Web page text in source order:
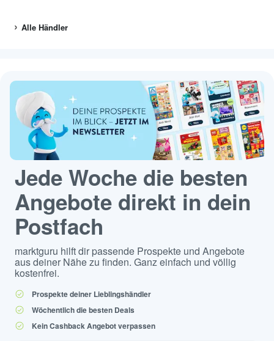
Alle Händler
Jede Woche die besten
Angebote direkt in dein
Postfach
marktguru hilft dir passende Prospekte und Angebote
aus deiner Nähe zu finden. Ganz einfach und völlig
kostenfrei.
Prospekte deiner Lieblingshändler
Wöchentlich die besten Deals
Kein Cashback Angebot verpassen